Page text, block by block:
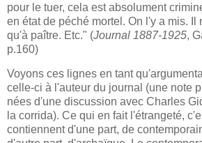
pour le tuer, cela est absolument
en état de péché mortel. On l'y a mis. Il
qu'à paître. Etc." (Journal 1887-1925,
p.160)
Voyons ces lignes en tant
celle-ci à l'auteur du journal (une note
nées d'une discussion avec Charles
la corrida). Ce qui en fait l'étrangeté,
contiennent d'une part, de